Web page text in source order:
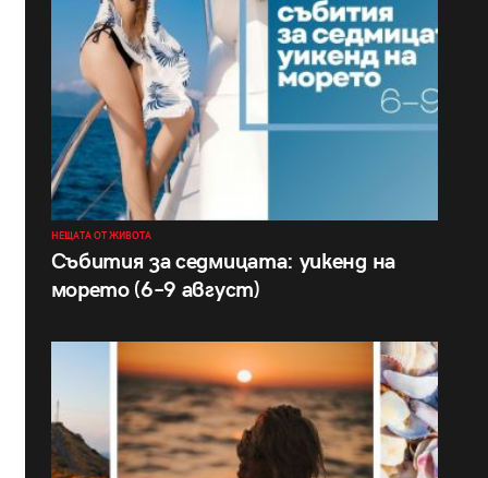
НЕЩАТА ОТ ЖИВОТА
Събития за седмицата: уикенд на
морето (6–9 август)